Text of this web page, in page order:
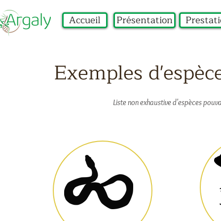
Accueil Présentation
Exemples
Liste non exhaustive d'espèces